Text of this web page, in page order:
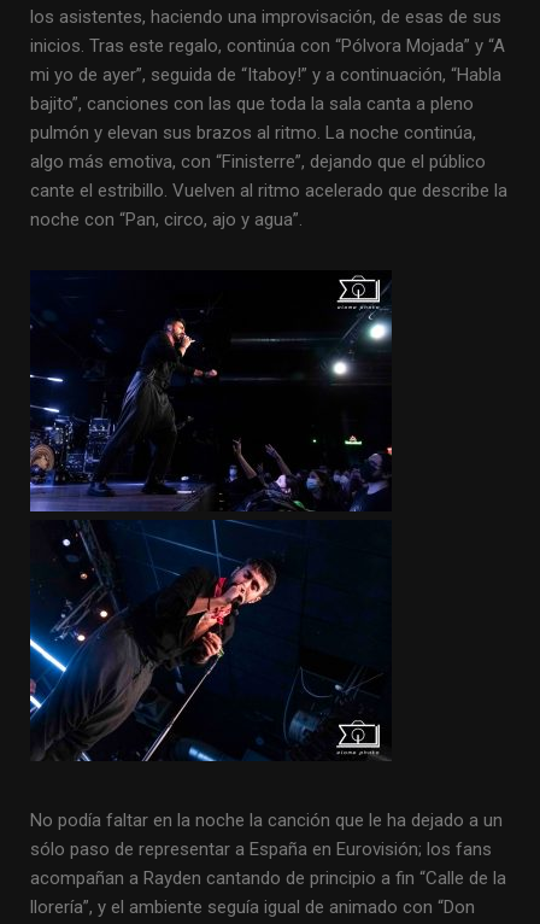
los asistentes, haciendo una improvisación, de esas de sus
inicios. Tras este regalo, continúa con “Pólvora Mojada” y “A
mi yo de ayer”, seguida de “Itaboy!” y a continuación, “Habla
bajito”, canciones con las que toda la sala canta a pleno
pulmón y elevan sus brazos al ritmo. La noche continúa,
algo más emotiva, con “Finisterre”, dejando que el público
cante el estribillo. Vuelven al ritmo acelerado que describe la
noche con “Pan, circo, ajo y agua”.
No podía faltar en la noche la canción que le ha dejado a un
sólo paso de representar a España en Eurovisión; los fans
acompañan a Rayden cantando de principio a fin “Calle de la
llorería”, y el ambiente seguía igual de animado con “Don